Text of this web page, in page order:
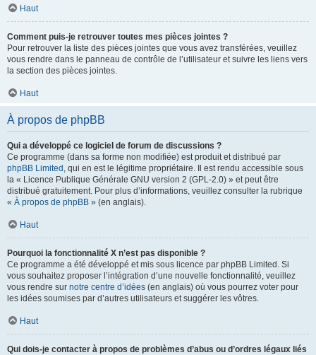
Haut
Comment puis-je retrouver toutes mes pièces jointes ?
Pour retrouver la liste des pièces jointes que vous avez transférées, veuillez
vous rendre dans le panneau de contrôle de l’utilisateur et suivre les liens vers
la section des pièces jointes.
Haut
À propos de phpBB
Qui a développé ce logiciel de forum de discussions ?
Ce programme (dans sa forme non modifiée) est produit et distribué par
phpBB Limited , qui en est le légitime propriétaire. Il est rendu accessible sous
la « Licence Publique Générale GNU version 2 (GPL-2.0) » et peut être
distribué gratuitement. Pour plus d’informations, veuillez consulter la rubrique
« À propos de phpBB » (en anglais).
Haut
Pourquoi la fonctionnalité X n’est pas disponible ?
Ce programme a été développé et mis sous licence par phpBB Limited. Si
vous souhaitez proposer l’intégration d’une nouvelle fonctionnalité, veuillez
vous rendre sur notre centre d’idées (en anglais) où vous pourrez voter pour
les idées soumises par d’autres utilisateurs et suggérer les vôtres.
Haut
Qui dois-je contacter à propos de problèmes d’abus ou d’ordres légaux liés